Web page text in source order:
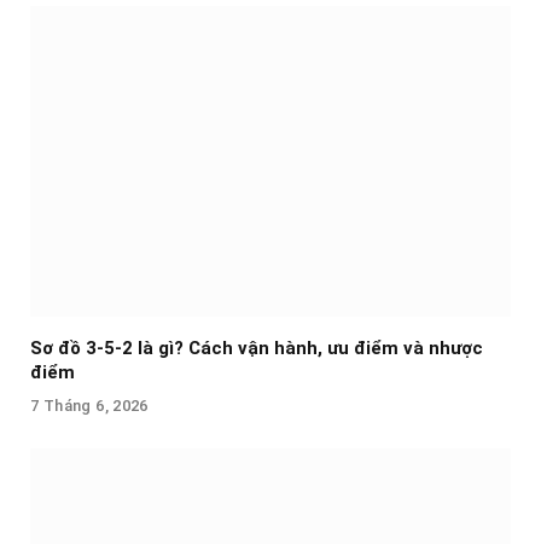
Sơ đồ 3-5-2 là gì? Cách vận hành, ưu điểm và nhược
điểm
7 Tháng 6, 2026